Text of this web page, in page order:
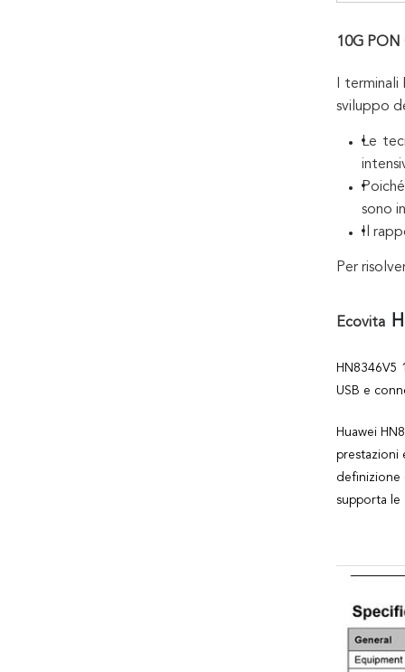
1 0G PON
I
sviluppo
Le
sono
Il
Per
Ecovita
USB e
Huawei
prestazioni
definizione
supporta le